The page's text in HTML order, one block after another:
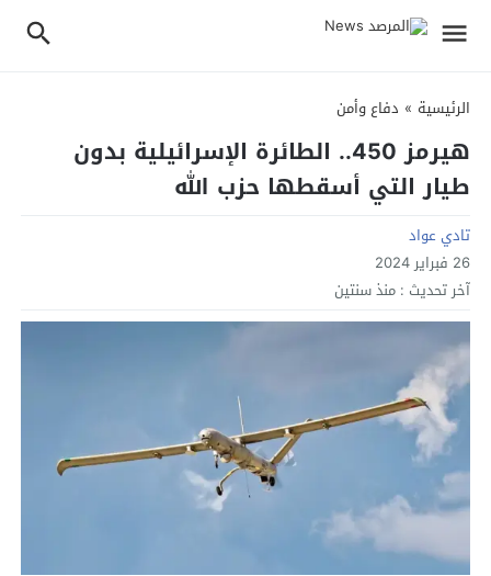
الرئيسية » دفاع وأمن
هيرمز 450.. الطائرة الإسرائيلية بدون
طيار التي أسقطها حزب الله
تادي عواد
26 فبراير 2024
آخر تحديث : منذ سنتين